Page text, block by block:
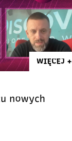
WIĘCEJ +
nowych